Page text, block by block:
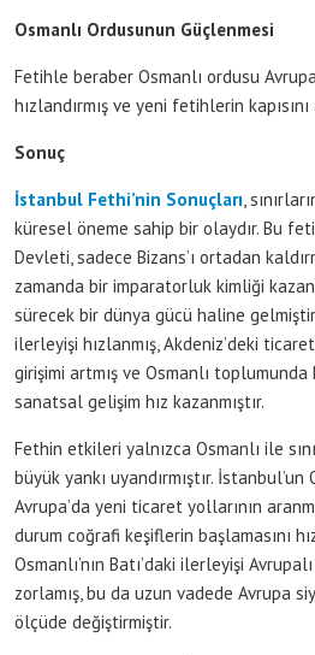
Osmanlı Ordusunun Güçlenmesi
Fetihle beraber Osmanlı ordusu
hızlandırmış ve yeni fetihlerin kapısını
Sonuç
İstanbul Fethi’nin Sonuçları ,
küresel öneme sahip bir olaydır. Bu
Devleti, sadece Bizans’ı ortadan
zamanda bir imparatorluk kimliği
sürecek bir dünya gücü haline gelmiştir.
ilerleyişi hızlanmış, Akdeniz’deki
girişimi artmış ve Osmanlı
sanatsal gelişim hız kazanmıştır.
Fethin etkileri yalnızca Osmanlı ile
büyük yankı uyandırmıştır. İstanbul’un
Avrupa’da yeni ticaret yollarının
durum coğrafi keşiflerin başlamasını
Osmanlı’nın Batı’daki ilerleyişi
zorlamış, bu da uzun vadede Avrupa
ölçüde değiştirmiştir.